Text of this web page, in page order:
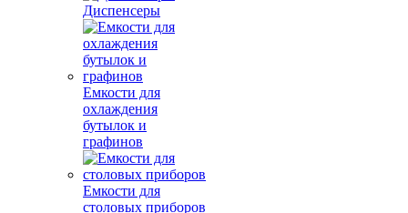
Диспенсеры
Емкости для
охлаждения
бутылок и
графинов
Емкости для
столовых приборов